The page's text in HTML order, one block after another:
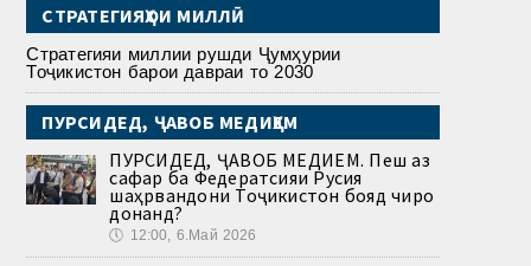
СТРАТЕГИЯҲОИ МИЛЛӢ
Стратегияи миллии рушди Ҷумҳурии
Тоҷикистон барои давраи то 2030
ПУРСИДЕД, ҶАВОБ МЕДИҲЕМ
ПУРСИДЕД, ҶАВОБ МЕДИҲЕМ. Пеш аз
сафар ба Федератсияи Русия
шаҳрвандони Тоҷикистон бояд чиро
донанд?
🕔 12:00, 6.Май 2026